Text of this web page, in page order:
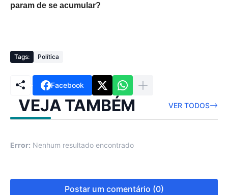
param de se acumular?
Tags: Política
Facebook
VEJA TAMBÉM VER TODOS
Error: Nenhum resultado encontrado
Postar um comentário (0)